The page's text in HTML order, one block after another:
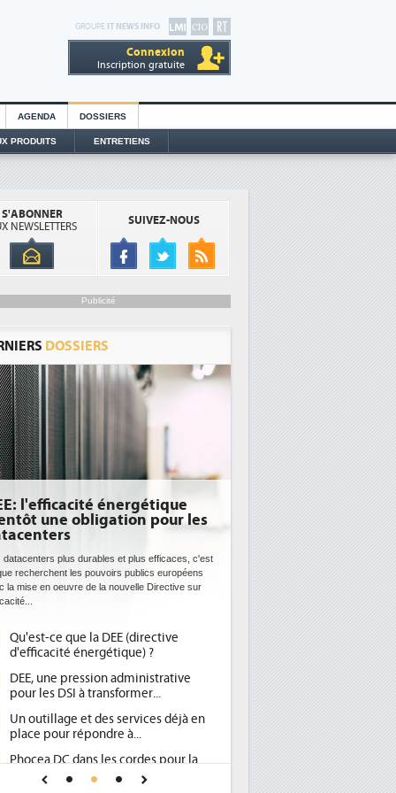
GROUPE IT NEWS INFO
Connexion
Inscription gratuite
AGENDA DOSSIERS
PRODUITS ENTRETIENS
S'ABONNER
NEWSLETTERS
SUIVEZ-NOUS
Publicité
DOSSIERS
l'efficacité énergétique
une obligation pour les
datacenters plus durables et plus efficaces, c'est
recherchent les pouvoirs publics européens
la mise en oeuvre de la nouvelle Directive sur
Qu'est-ce que la DEE (directive
d'efficacité énergétique) ?
DEE, une pression administrative
pour les DSI à transformer...
Un outillage et des services déjà en
place pour répondre à...
Phocea DC dans les cordes pour la